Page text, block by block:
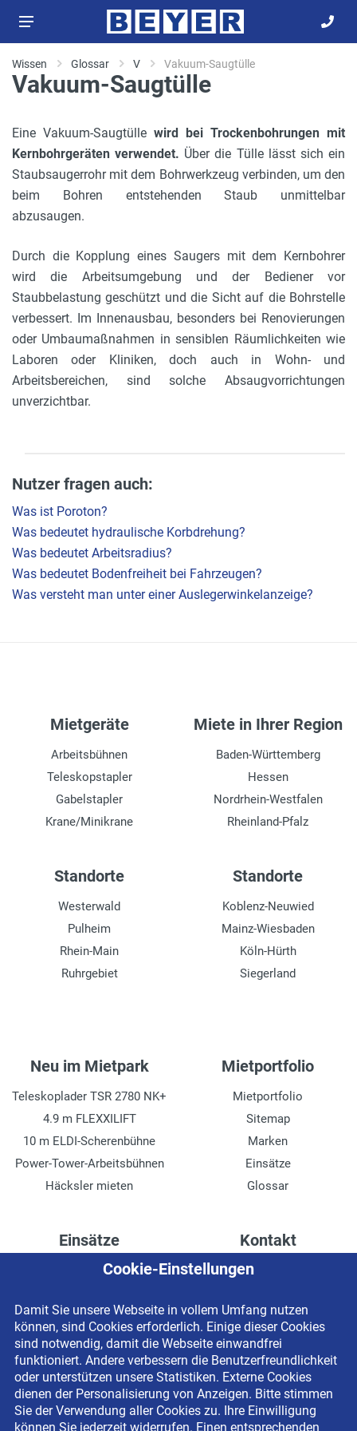
Wissen Glossar V Vakuum-Saugtülle
Vakuum-Saugtülle
Eine Vakuum-Saugtülle wird bei Trockenbohrungen mit
Kernbohrgeräten verwendet. Über die Tülle lässt sich ein
Staubsaugerrohr mit dem Bohrwerkzeug verbinden, um den
beim Bohren entstehenden Staub unmittelbar
abzusaugen.
Durch die Kopplung eines Saugers mit dem Kernbohrer
wird die Arbeitsumgebung und der Bediener vor
Staubbelastung geschützt und die Sicht auf die Bohrstelle
verbessert. Im Innenausbau, besonders bei Renovierungen
oder Umbaumaßnahmen in sensiblen Räumlichkeiten wie
Laboren oder Kliniken, doch auch in Wohn- und
Arbeitsbereichen, sind solche Absaugvorrichtungen
unverzichtbar.
Nutzer fragen auch:
Was ist Poroton?
Was bedeutet hydraulische Korbdrehung?
Was bedeutet Arbeitsradius?
Was bedeutet Bodenfreiheit bei Fahrzeugen?
Was versteht man unter einer Auslegerwinkelanzeige?
Mietgeräte
Arbeitsbühnen
Teleskopstapler
Gabelstapler
Krane/Minikrane
Miete in Ihrer Region
Baden-Württemberg
Hessen
Nordrhein-Westfalen
Rheinland-Pfalz
Standorte
Westerwald
Pulheim
Rhein-Main
Ruhrgebiet
Standorte
Koblenz-Neuwied
Mainz-Wiesbaden
Köln-Hürth
Siegerland
Neu im Mietpark
Teleskoplader TSR 2780 NK+
4.9 m FLEXXILIFT
10 m ELDI-Scherenbühne
Power-Tower-Arbeitsbühnen
Häcksler mieten
Mietportfolio
Mietportfolio
Sitemap
Marken
Einsätze
Glossar
Einsätze
Höhenzugang für
Drainage verlegen
Fassadenreinigung
Terrasse anlegen
Ladenbau
Kontakt
Kontaktformular
Impressum
Datenschutzerklärung
Newsletter-Anmeldung
Cookie-Einstellungen
Damit Sie unsere Webseite in vollem Umfang nutzen
können, sind Cookies erforderlich. Einige dieser Cookies
sind notwendig, damit die Webseite einwandfrei
funktioniert. Andere verbessern die Benutzerfreundlichkeit
oder unterstützen unsere Statistiken. Externe Cookies
dienen der Personalisierung von Anzeigen. Bitte stimmen
Sie der Verwendung aller Cookies zu. Ihre Einwilligung
können Sie jederzeit widerrufen. Einen entsprechenden